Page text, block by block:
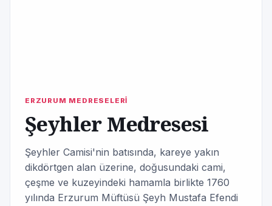
ERZURUM MEDRESELERİ
Şeyhler Medresesi
Şeyhler Camisi'nin batısında, ka­reye yakın
dikdörtgen alan üze­rine, doğusundaki cami,
çeşme ve kuzeyindeki hamamla birlikte 1760
yılında Erzurum Müftüsü Şeyh Mustafa Efendi